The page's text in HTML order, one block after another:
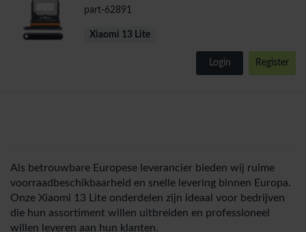
part-62891
Xiaomi 13 Lite
Login Register
Als betrouwbare Europese leverancier bieden wij ruime
voorraadbeschikbaarheid en snelle levering binnen Europa.
Onze Xiaomi 13 Lite onderdelen zijn ideaal voor bedrijven
die hun assortiment willen uitbreiden en professioneel
willen leveren aan hun klanten.